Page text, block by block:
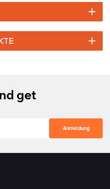
get